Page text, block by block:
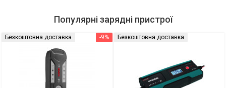
Популярні зарядні пристрої
-9%
Безкоштовна доставка Безкоштовна доставка